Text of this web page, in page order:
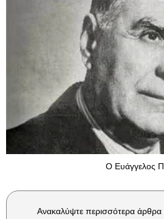
Ο Ευάγγελος
Ανακαλύψτε περισσότερα